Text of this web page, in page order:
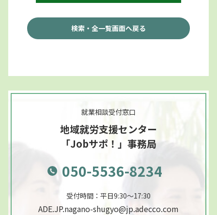
検索・全一覧画面へ戻る
就業相談受付窓口
地域就労支援センター
「Jobサポ！」事務局
050-5536-8234
受付時間：平日9:30～17:30
ADE.JP.nagano-shugyo@jp.adecco.com